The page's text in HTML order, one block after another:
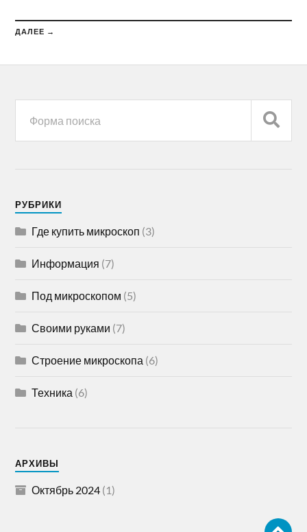
ДАЛЕЕ →
РУБРИКИ
Где купить микроскоп (3)
Информация (7)
Под микроскопом (5)
Своими руками (7)
Строение микроскопа (6)
Техника (6)
АРХИВЫ
Октябрь 2024 (1)